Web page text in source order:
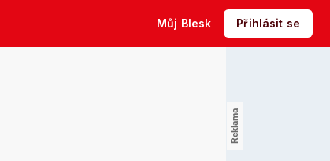
Můj Blesk Přihlásit se